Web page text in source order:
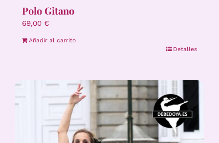
Polo Gitano
69,00 €
Añadir al carrito
Detalles